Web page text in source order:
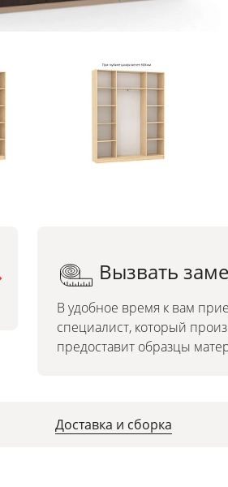
Можно заказать по
индивидуальным
Вызвать
В удобное время к вам
специалист, который
предоставит образцы
Доставка и сборка